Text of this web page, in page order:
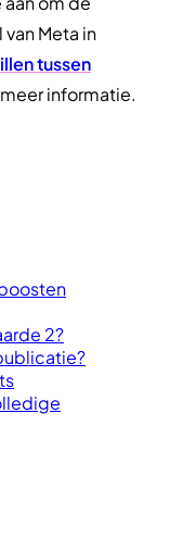
Meta in
tussen
informatie.
2?